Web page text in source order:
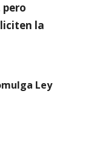
pero
la
Ley